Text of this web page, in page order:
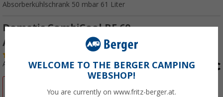
Absorberkühlschrank 50 mbar 61 Liter
Dometic CombiCool RF 60
Absorberkühlschrank 50 mbar 61 Liter
Art.-Nr.: 269910WELCOME TO THE BERGER CAMPING
WEBSHOP!
You are currently on www.fritz-berger.at.